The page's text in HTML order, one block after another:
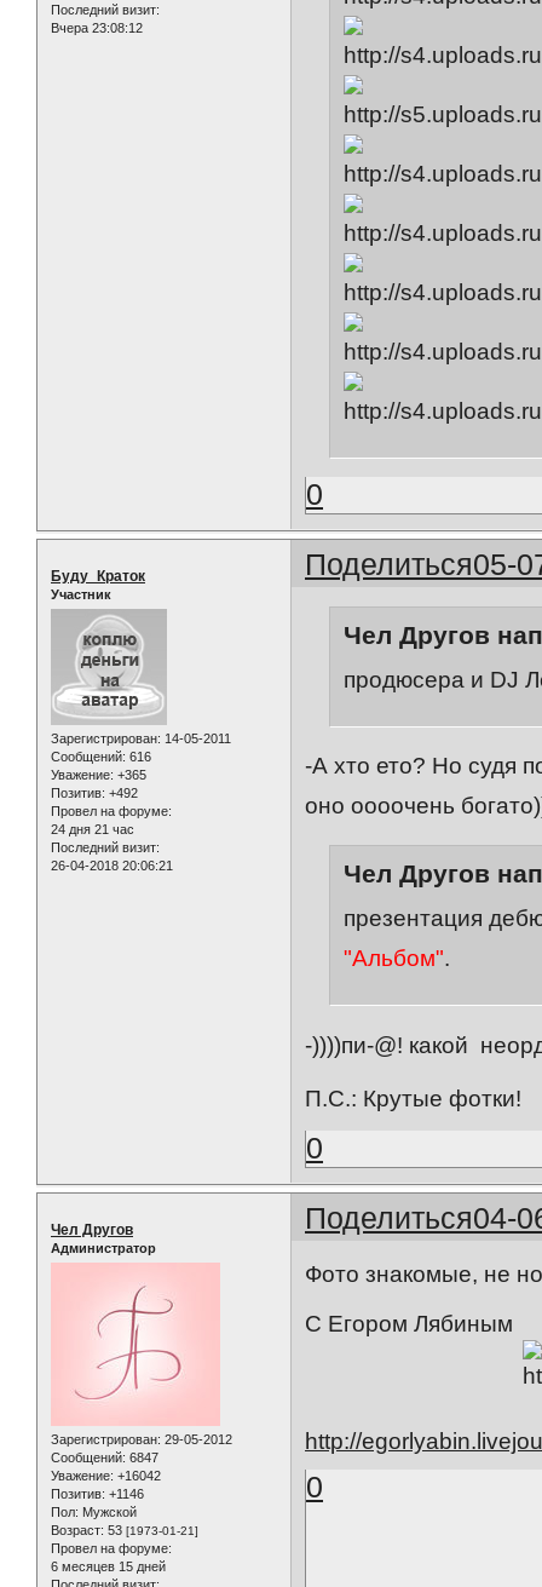
Последний визит:
Вчера 23:08:12
0
Поделиться05-
Буду_Краток
Участник
Зарегистрирован: 14-05-2011
Сообщений: 616
Уважение: +365
Позитив: +492
Провел на форуме:
24 дня 21 час
Последний визит:
26-04-2018 20:06:21
Чел Другов
продюсера и DJ
-А хто ето? Но судя
оно оооочень
Чел Другов
презентация
"Альбом".
-))))пи-@! какой
П.С.: Крутые фотки!
0
Поделиться04-
Чел Другов
Администратор
Зарегистрирован: 29-05-2012
Сообщений: 6847
Уважение: +16042
Позитив: +1146
Пол: Мужской
Возраст: 53 [1973-01-21]
Провел на форуме:
6 месяцев 15 дней
Фото знакомые, не
С Егором Лябиным
http://
0